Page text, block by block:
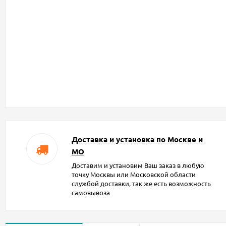
Доставка и установка по Москве и
МО
Доставим и установим Ваш заказ в любую
точку Москвы или Московской области
службой доставки, так же есть возможность
самовывоза